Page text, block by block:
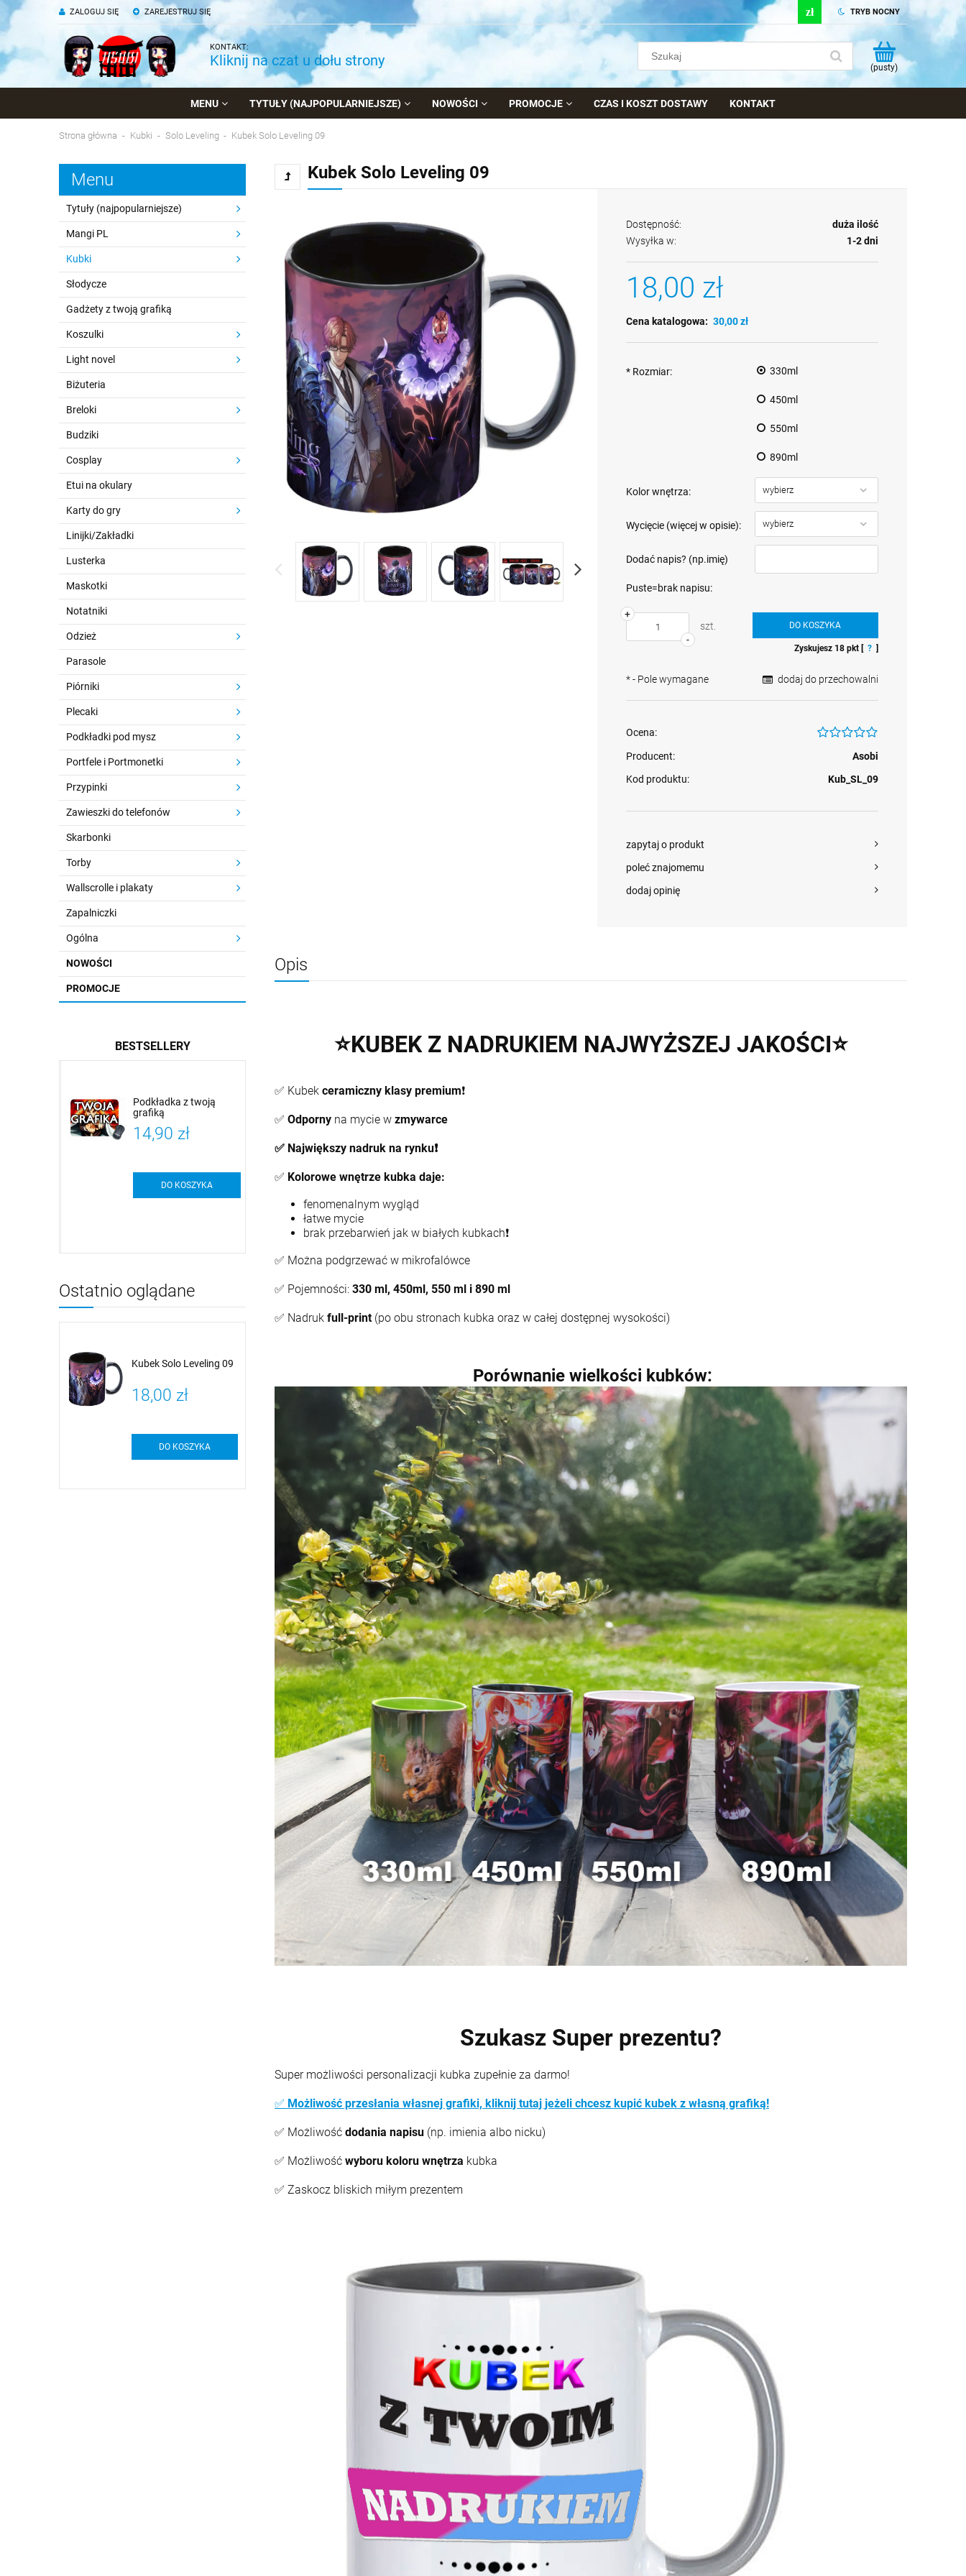
ZAREJESTRUJ SIĘ
ZALOGUJ SIĘ TRYB NOCNY
KONTAKT:
Kliknij na czat u dołu strony (pusty)
MENU TYTUŁY (NAJPOPULARNIEJSZE) NOWOŚCI PROMOCJE CZAS I KOSZT DOSTAWY KONTAKT
Strona główna Kubki Solo Leveling Kubek Solo Leveling 09
Menu
Tytuły (najpopularniejsze)
Mangi PL
Kubki
Słodycze
Gadżety z twoją grafiką
Koszulki
Light novel
Biżuteria
Breloki
Budziki
Cosplay
Etui na okulary
Karty do gry
Linijki/Zakładki
Lusterka
Maskotki
Notatniki
Odzież
Parasole
Piórniki
Plecaki
Podkładki pod mysz
Portfele i Portmonetki
Przypinki
Zawieszki do telefonów
Skarbonki
Torby
Wallscrolle i plakaty
Zapalniczki
Ogólna
NOWOŚCI
PROMOCJE
BESTSELLERY
Podkładka z twoją
grafiką
14,90 zł
DO KOSZYKA DO KOSZYKA
Ostatnio oglądane
Kubek Solo Leveling 09
18,00 zł
DO KOSZYKA
Kubek Solo Leveling 09
Dostępność:
duża ilość
Wysyłka w:
1-2 dni
18,00 zł
Cena katalogowa: 30,00 zł
* Rozmiar: 330ml
450ml
550ml
890ml
Kolor wnętrza:
Wycięcie (więcej w opisie):
Dodać napis? (np.imię)
Puste=brak napisu:
-
+
szt.
DO KOSZYKA
Zyskujesz 18pkt [ ? ]
dodaj do przechowalni
*- Pole wymagane
Ocena:
Producent:
Asobi
Kod produktu:
Kub_SL_09
zapytaj o produkt
poleć znajomemu
dodaj opinię
Opis
⭐KUBEK Z NADRUKIEM NAJWYŻSZEJ JAKOŚCI⭐
✅ Kubek ceramiczny klasy premium❗
✅ Odporny na mycie w zmywarce
✅ Największy nadruk na rynku❗
✅ Kolorowe wnętrze kubka daje:
fenomenalnym wygląd
łatwe mycie
brak przebarwień jak w białych kubkach❗
✅ Można podgrzewać w mikrofalówce
✅ Pojemności: 330 ml, 450ml, 550 ml i 890 ml
✅ Nadruk full-print (po obu stronach kubka oraz w całej dostępnej wysokości)
Porównanie wielkości kubków:
Szukasz Super prezentu?
Super możliwości personalizacji kubka zupełnie za darmo!
✅ Możliwość przesłania własnej grafiki, kliknij tutaj jeżeli chcesz kupić kubek z własną grafiką!
✅ Możliwość dodania napisu (np. imienia albo nicku)
✅ Możliwość wyboru koloru wnętrza kubka
✅ Zaskocz bliskich miłym prezentem